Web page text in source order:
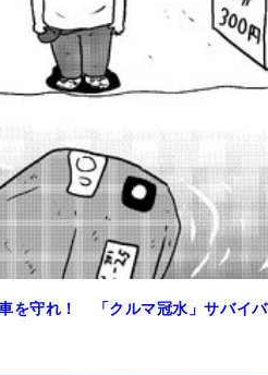
を守れ！ 「クルマ冠水」サバイバ